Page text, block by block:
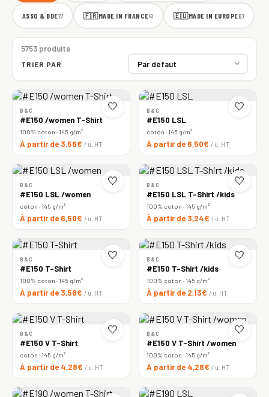
ASSO & BDE77 🇫🇷MADE IN FRANCE41 🇪🇺MADE IN EUROPE67
5753 produits
TRIER PAR
🤍
B&C
#E150 /women T-Shirt
100% coton · 145 g/m²
À partir de 3,56€ / u. HT
🤍
B&C
#E150 LSL
coton · 145 g/m²
À partir de 6,50€ / u. HT
🤍
B&C
#E150 LSL /women
coton · 145 g/m²
À partir de 6,50€ / u. HT
🤍
B&C
#E150 LSL T-Shirt /kids
100% coton · 145 g/m²
À partir de 3,24€ / u. HT
🤍
B&C
#E150 T-Shirt
100% coton · 145 g/m²
À partir de 3,56€ / u. HT
🤍
B&C
#E150 T-Shirt /kids
100% coton · 145 g/m²
À partir de 2,13€ / u. HT
🤍
B&C
#E150 V T-Shirt
coton · 145 g/m²
À partir de 4,28€ / u. HT
🤍
B&C
#E150 V T-Shirt /women
100% coton · 145 g/m²
À partir de 4,28€ / u. HT